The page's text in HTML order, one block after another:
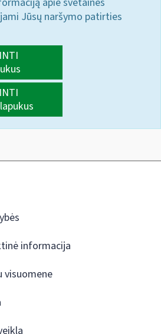
Jūsų naršymo patirties
informacija
visuomene